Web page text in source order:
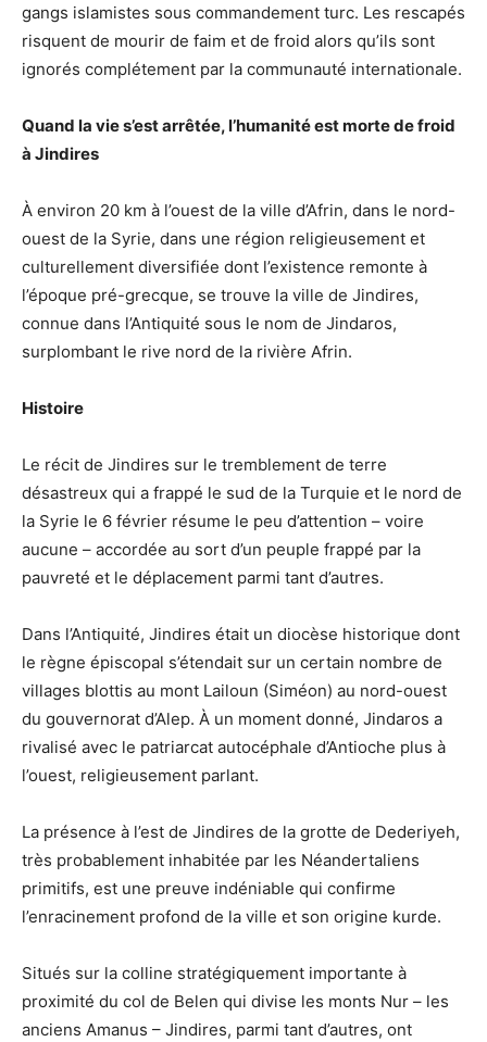
gangs islamistes sous commandement turc. Les rescapés
risquent de mourir de faim et de froid alors qu’ils sont
ignorés complétement par la communauté internationale.
Quand la vie s’est arrêtée, l’humanité est morte de froid
à Jindires
À environ 20 km à l’ouest de la ville d’Afrin, dans le nord-
ouest de la Syrie, dans une région religieusement et
culturellement diversifiée dont l’existence remonte à
l’époque pré-grecque, se trouve la ville de Jindires,
connue dans l’Antiquité sous le nom de Jindaros,
surplombant le rive nord de la rivière Afrin.
Histoire
Le récit de Jindires sur le tremblement de terre
désastreux qui a frappé le sud de la Turquie et le nord de
la Syrie le 6 février résume le peu d’attention – voire
aucune – accordée au sort d’un peuple frappé par la
pauvreté et le déplacement parmi tant d’autres.
Dans l’Antiquité, Jindires était un diocèse historique dont
le règne épiscopal s’étendait sur un certain nombre de
villages blottis au mont Lailoun (Siméon) au nord-ouest
du gouvernorat d’Alep. À un moment donné, Jindaros a
rivalisé avec le patriarcat autocéphale d’Antioche plus à
l’ouest, religieusement parlant.
La présence à l’est de Jindires de la grotte de Dederiyeh,
très probablement inhabitée par les Néandertaliens
primitifs, est une preuve indéniable qui confirme
l’enracinement profond de la ville et son origine kurde.
Situés sur la colline stratégiquement importante à
proximité du col de Belen qui divise les monts Nur – les
anciens Amanus – Jindires, parmi tant d’autres, ont